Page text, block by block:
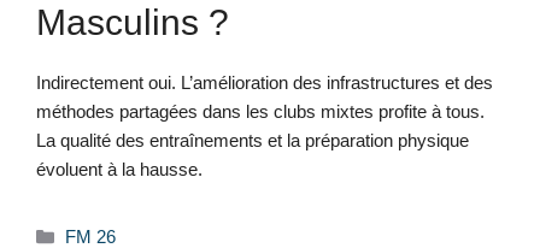
Masculins ?
Indirectement oui. L’amélioration des infrastructures et des
méthodes partagées dans les clubs mixtes profite à tous.
La qualité des entraînements et la préparation physique
évoluent à la hausse.
Catégories
FM 26